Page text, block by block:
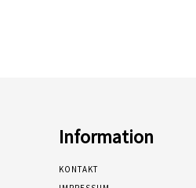
Information
KONTAKT